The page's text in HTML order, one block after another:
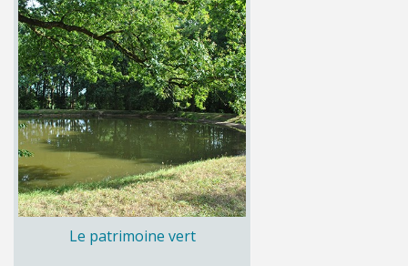
Le patrimoine vert